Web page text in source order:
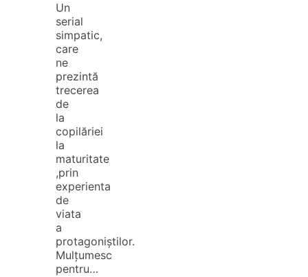
Un
serial
simpatic,
care
ne
prezintă
trecerea
de
la
copilăriei
la
maturitate
,prin
experienta
de
viata
a
protagoniștilor.
Mulțumesc
pentru…